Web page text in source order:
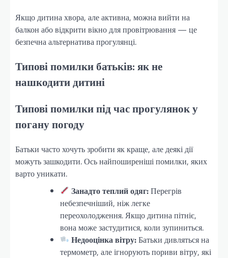
Якщо дитина хвора, але активна, можна вийти на
балкон або відкрити вікно для провітрювання — це
безпечна альтернатива прогулянці.
Типові помилки батьків: як не
нашкодити дитині
Типові помилки під час прогулянок у
погану погоду
Батьки часто хочуть зробити як краще, але деякі дії
можуть зашкодити. Ось найпоширеніші помилки, яких
варто уникати.
Занадто теплий одяг:Перегрів
небезпечніший, ніж легке
переохолодження. Якщо дитина пітніє,
вона може застудитися, коли зупиниться.
Недооцінка вітру:Батьки дивляться на
термометр, але ігнорують пориви вітру, які